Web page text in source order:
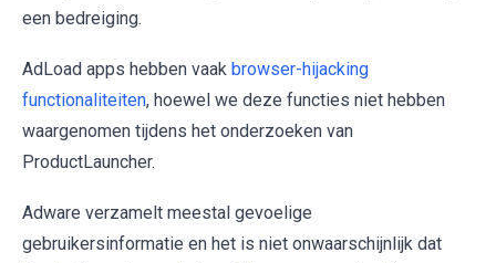
een bedreiging.
AdLoad apps hebben vaak browser-hijacking
functionaliteiten, hoewel we deze functies niet hebben
waargenomen tijdens het onderzoeken van
ProductLauncher.
Adware verzamelt meestal gevoelige
gebruikersinformatie en het is niet onwaarschijnlijk dat